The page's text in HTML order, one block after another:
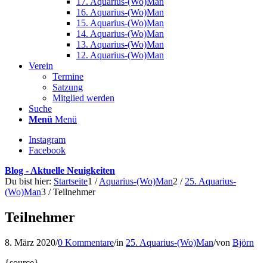
16. Aquarius-(Wo)Man
15. Aquarius-(Wo)Man
14. Aquarius-(Wo)Man
13. Aquarius-(Wo)Man
12. Aquarius-(Wo)Man
Verein
Termine
Satzung
Mitglied werden
Suche
Menü Menü
Instagram
Facebook
Blog - Aktuelle Neuigkeiten
Du bist hier: Startseite1 / Aquarius-(Wo)Man2 / 25. Aquarius-
(Wo)Man3 / Teilnehmer
Teilnehmer
8. März 2020/0 Kommentare/in 25. Aquarius-(Wo)Man/von Björn